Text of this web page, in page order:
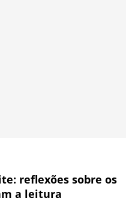
reflexões sobre os
a leitura